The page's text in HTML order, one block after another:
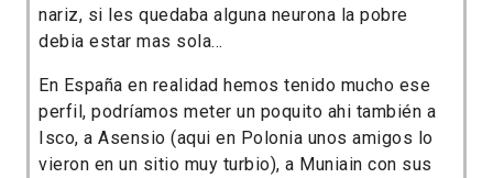
nariz, si les quedaba alguna neurona la pobre
debia estar mas sola...
En España en realidad hemos tenido mucho ese
perfil, podríamos meter un poquito ahi también a
Isco, a Asensio (aqui en Polonia unos amigos lo
vieron en un sitio muy turbio), a Muniain con sus